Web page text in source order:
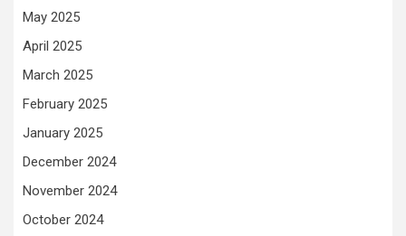
May 2025
April 2025
March 2025
February 2025
January 2025
December 2024
November 2024
October 2024